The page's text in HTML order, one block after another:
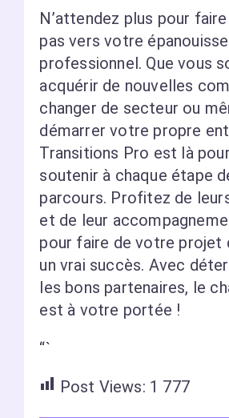
N’attendez plus pour
pas vers votre
professionnel. Que vous
acquérir de nouvelles
changer de secteur ou
démarrer votre propre
Transitions Pro est là
soutenir à chaque étape
parcours. Profitez de
et de leur
pour faire de votre projet
un vrai succès. Avec
les bons partenaires, le
est à votre portée !
“`
Post Views: 1 777